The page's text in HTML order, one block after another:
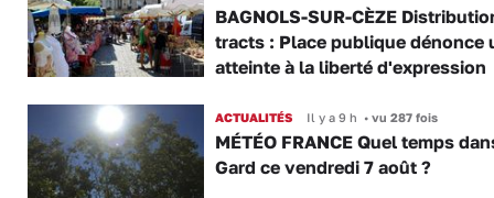
BAGNOLS-SUR-CÈZE
tracts : Place publique dénonce
atteinte à la liberté d'expression
ACTUALITÉS Il y a 9 h •vu 287 fois
MÉTÉO FRANCE Quel temps
Gard ce vendredi 7 août ?